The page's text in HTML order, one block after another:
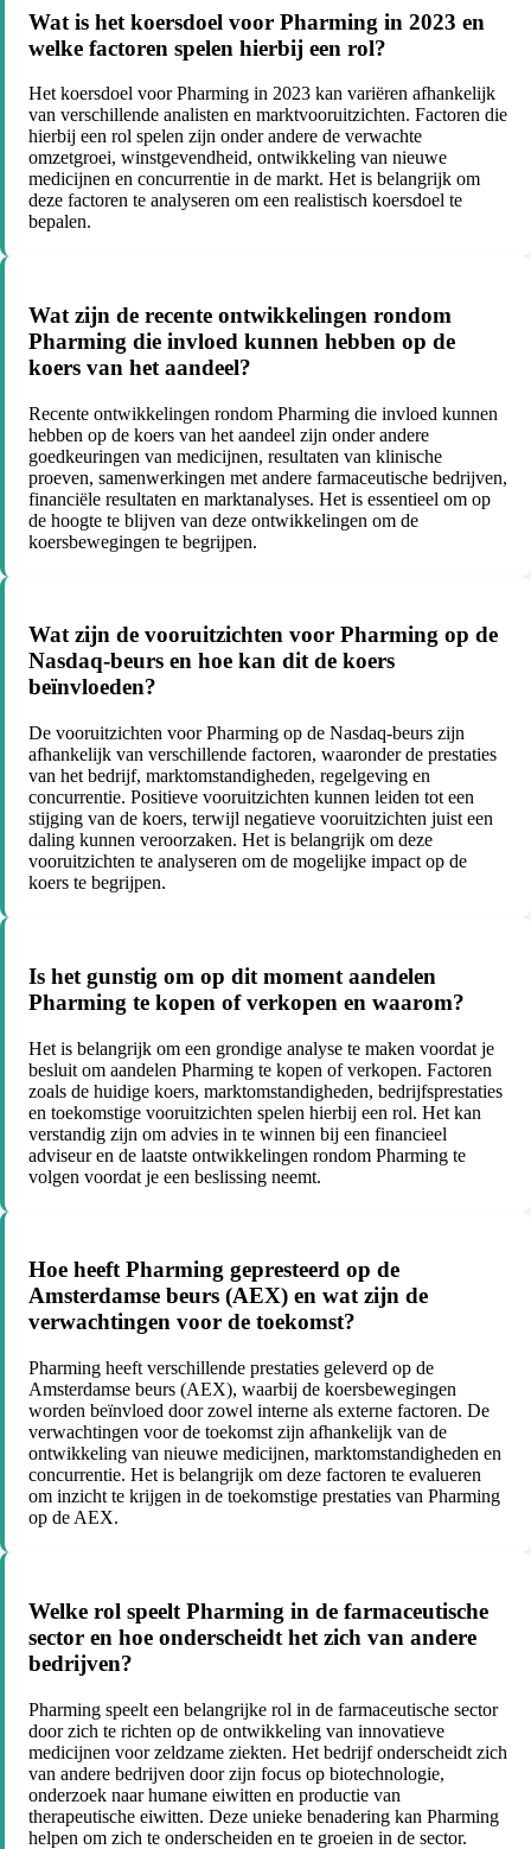
Wat is het koersdoel voor Pharming in 2023 en
welke factoren spelen hierbij een rol?
Het koersdoel voor Pharming in 2023 kan variëren afhankelijk
van verschillende analisten en marktvooruitzichten. Factoren die
hierbij een rol spelen zijn onder andere de verwachte
omzetgroei, winstgevendheid, ontwikkeling van nieuwe
medicijnen en concurrentie in de markt. Het is belangrijk om
deze factoren te analyseren om een realistisch koersdoel te
bepalen.
Wat zijn de recente ontwikkelingen rondom
Pharming die invloed kunnen hebben op de
koers van het aandeel?
Recente ontwikkelingen rondom Pharming die invloed kunnen
hebben op de koers van het aandeel zijn onder andere
goedkeuringen van medicijnen, resultaten van klinische
proeven, samenwerkingen met andere farmaceutische bedrijven,
financiële resultaten en marktanalyses. Het is essentieel om op
de hoogte te blijven van deze ontwikkelingen om de
koersbewegingen te begrijpen.
Wat zijn de vooruitzichten voor Pharming op de
Nasdaq-beurs en hoe kan dit de koers
beïnvloeden?
De vooruitzichten voor Pharming op de Nasdaq-beurs zijn
afhankelijk van verschillende factoren, waaronder de prestaties
van het bedrijf, marktomstandigheden, regelgeving en
concurrentie. Positieve vooruitzichten kunnen leiden tot een
stijging van de koers, terwijl negatieve vooruitzichten juist een
daling kunnen veroorzaken. Het is belangrijk om deze
vooruitzichten te analyseren om de mogelijke impact op de
koers te begrijpen.
Is het gunstig om op dit moment aandelen
Pharming te kopen of verkopen en waarom?
Het is belangrijk om een grondige analyse te maken voordat je
besluit om aandelen Pharming te kopen of verkopen. Factoren
zoals de huidige koers, marktomstandigheden, bedrijfsprestaties
en toekomstige vooruitzichten spelen hierbij een rol. Het kan
verstandig zijn om advies in te winnen bij een financieel
adviseur en de laatste ontwikkelingen rondom Pharming te
volgen voordat je een beslissing neemt.
Hoe heeft Pharming gepresteerd op de
Amsterdamse beurs (AEX) en wat zijn de
verwachtingen voor de toekomst?
Pharming heeft verschillende prestaties geleverd op de
Amsterdamse beurs (AEX), waarbij de koersbewegingen
worden beïnvloed door zowel interne als externe factoren. De
verwachtingen voor de toekomst zijn afhankelijk van de
ontwikkeling van nieuwe medicijnen, marktomstandigheden en
concurrentie. Het is belangrijk om deze factoren te evalueren
om inzicht te krijgen in de toekomstige prestaties van Pharming
op de AEX.
Welke rol speelt Pharming in de farmaceutische
sector en hoe onderscheidt het zich van andere
bedrijven?
Pharming speelt een belangrijke rol in de farmaceutische sector
door zich te richten op de ontwikkeling van innovatieve
medicijnen voor zeldzame ziekten. Het bedrijf onderscheidt zich
van andere bedrijven door zijn focus op biotechnologie,
onderzoek naar humane eiwitten en productie van
therapeutische eiwitten. Deze unieke benadering kan Pharming
helpen om zich te onderscheiden en te groeien in de sector.